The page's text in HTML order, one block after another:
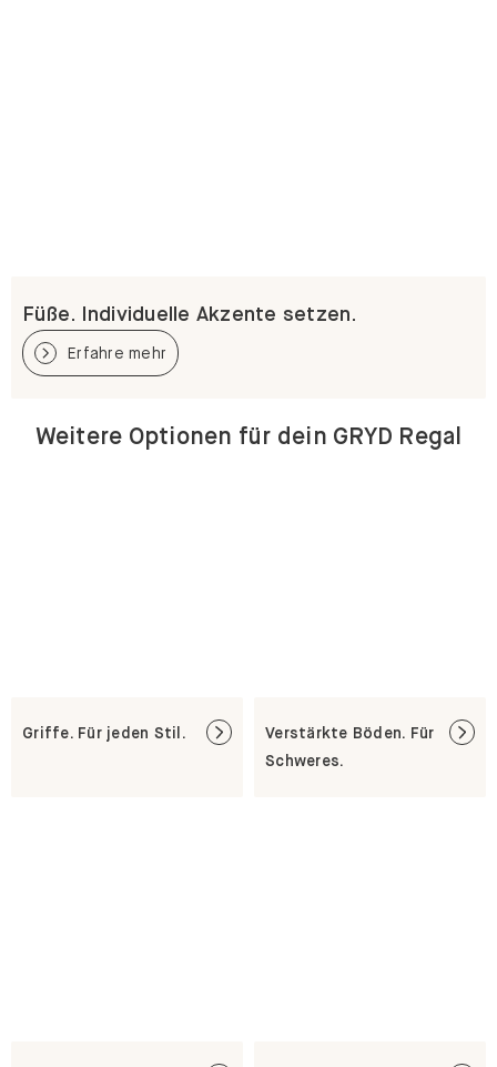
Füße. Individuelle Akzente setzen.
Erfahre mehr
Weitere Optionen für dein GRYD Regal
Griffe. Für jeden Stil.
Verstärkte Böden. Für
Schweres.